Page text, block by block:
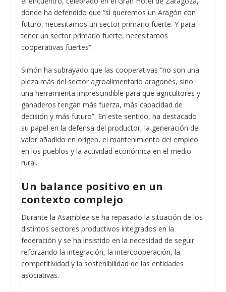
donde ha defendido que “si queremos un Aragón con
futuro, necesitamos un sector primario fuerte. Y para
tener un sector primario fuerte, necesitamos
cooperativas fuertes”.
Simón ha subrayado que las cooperativas “no son una
pieza más del sector agroalimentario aragonés, sino
una herramienta imprescindible para que agricultores y
ganaderos tengan más fuerza, más capacidad de
decisión y más futuro”. En este sentido, ha destacado
su papel en la defensa del productor, la generación de
valor añadido en origen, el mantenimiento del empleo
en los pueblos y la actividad económica en el medio
rural.
Un balance positivo en un
contexto complejo
Durante la Asamblea se ha repasado la situación de los
distintos sectores productivos integrados en la
federación y se ha insistido en la necesidad de seguir
reforzando la integración, la intercooperación, la
competitividad y la sostenibilidad de las entidades
asociativas.